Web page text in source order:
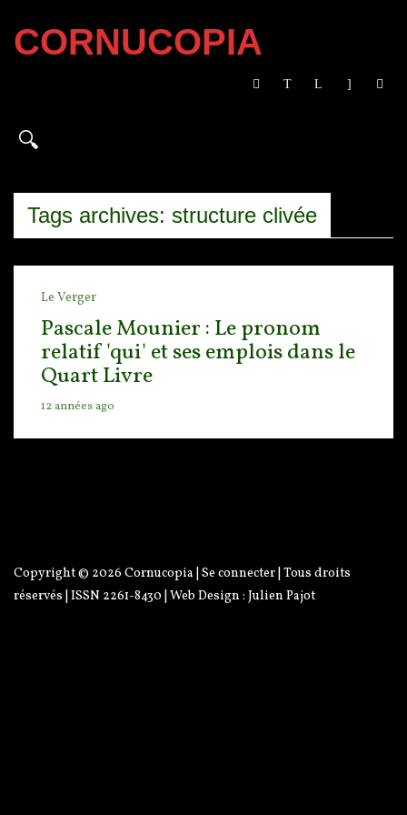
CORNUCOPIA
Tags archives: structure clivée
Le Verger
Pascale Mounier : Le pronom
relatif 'qui' et ses emplois dans le
Quart Livre
12 années ago
Copyright © 2026 Cornucopia Se connecter | Tous droits
réservés | ISSN 2261-8430 | Web Design : Julien Pajot